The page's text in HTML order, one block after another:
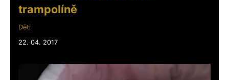
trampolíně
Děti
22. 04. 2017